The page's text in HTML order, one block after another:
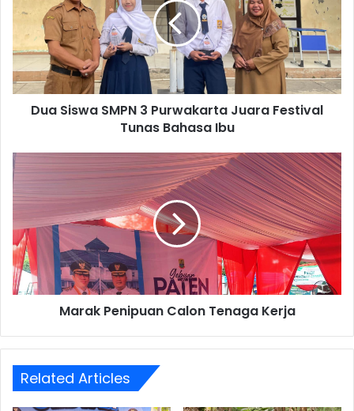
3
Purwakarta
Juara
Festival
Tunas
Bahasa
Dua Siswa SMPN 3 Purwakarta Juara Festival
Tunas Bahasa Ibu
Marak
Penipuan
Calon
Kerja
Marak Penipuan Calon Tenaga Kerja
Related Articles